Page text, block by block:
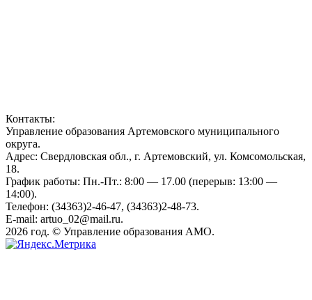
Контакты:
Управление образования Артемовского муниципального
округа.
Адрес: Свердловская обл., г. Артемовский, ул. Комсомольская,
18.
График работы: Пн.-Пт.: 8:00 — 17.00 (перерыв: 13:00 —
14:00).
Телефон: (34363)2-46-47, (34363)2-48-73.
E-mail: artuo_02@mail.ru.
2026 год. © Управление образования АМО.